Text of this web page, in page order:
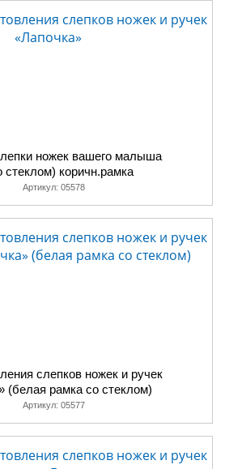
ножек вашего малыша
стеклом) коричн.рамка
Артикул: 05578
слепков ножек и ручек
рамка со стеклом)
Артикул: 05577